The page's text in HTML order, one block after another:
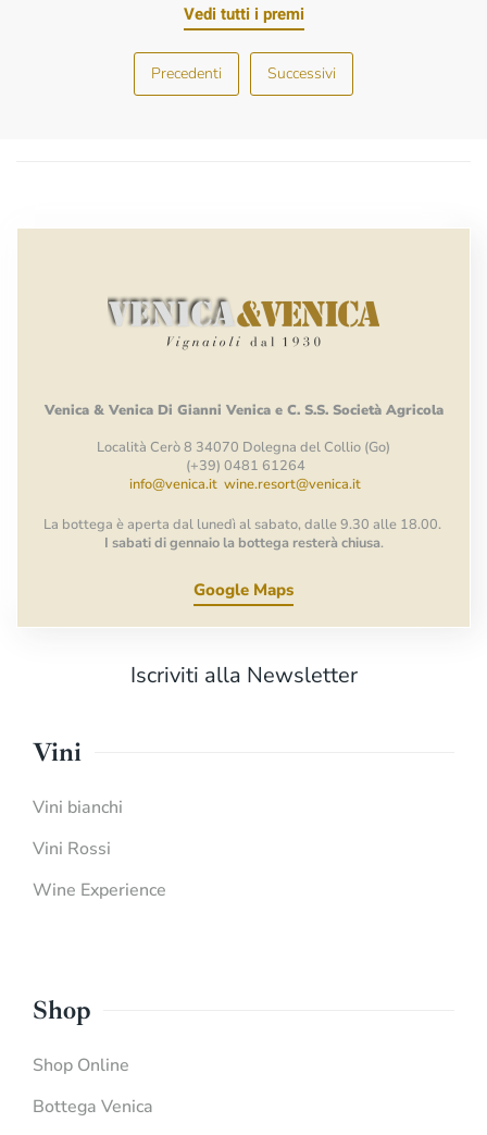
Vedi tutti i premi
Precedenti Successivi
Venica & Venica Di Gianni Venica e C. S.S. Società Agricola
Località Cerò 8 34070 Dolegna del Collio (Go)
(+39) 0481 61264
info@venica.it wine.resort@venica.it
La bottega è aperta dal lunedì al sabato, dalle 9.30 alle 18.00.
I sabati di gennaio la bottega resterà chiusa.
Google Maps
Iscriviti alla Newsletter
Vini
Vini bianchi
Vini Rossi
Wine Experience
Shop
Shop Online
Bottega Venica